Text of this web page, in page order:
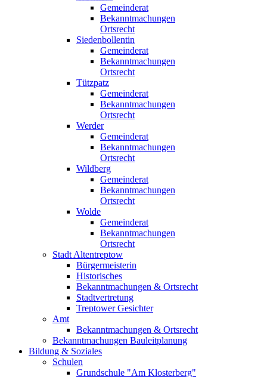
Gemeinderat
Bekanntmachungen
Ortsrecht
Siedenbollentin
Gemeinderat
Bekanntmachungen
Ortsrecht
Tützpatz
Gemeinderat
Bekanntmachungen
Ortsrecht
Werder
Gemeinderat
Bekanntmachungen
Ortsrecht
Wildberg
Gemeinderat
Bekanntmachungen
Ortsrecht
Wolde
Gemeinderat
Bekanntmachungen
Ortsrecht
Stadt Altentreptow
Bürgermeisterin
Historisches
Bekanntmachungen & Ortsrecht
Stadtvertretung
Treptower Gesichter
Amt
Bekanntmachungen & Ortsrecht
Bekanntmachungen Bauleitplanung
Bildung & Soziales
Schulen
Grundschule "Am Klosterberg"